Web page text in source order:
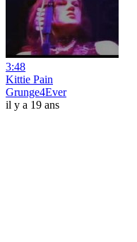
3:48
Kittie Pain
Grunge4Ever
il y a 19 ans